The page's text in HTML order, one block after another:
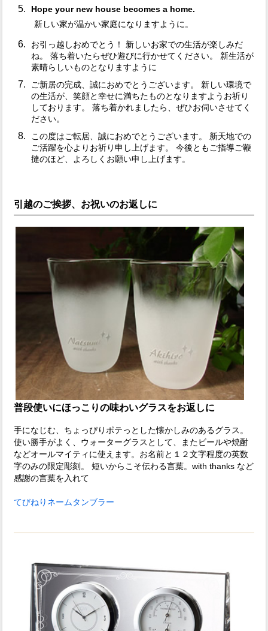
Hope your new house becomes a home.
新しい家が温かい家庭になりますように。
お引っ越しおめでとう！ 新しいお家での生活が楽しみだ
ね。 落ち着いたらぜひ遊びに行かせてください。 新生活が
素晴らしいものとなりますように
ご新居の完成、誠におめでとうございます。 新しい環境で
の生活が、笑顔と幸せに満ちたものとなりますようお祈り
しております。 落ち着かれましたら、ぜひお伺いさせてく
ださい。
この度はご転居、誠におめでとうございます。 新天地での
ご活躍を心よりお祈り申し上げます。 今後ともご指導ご鞭
撻のほど、よろしくお願い申し上げます。
引越のご挨拶、お祝いのお返しに
普段使いにほっこりの味わいグラスをお返しに
手になじむ、ちょっぴりポテっとした懐かしみのあるグラス。
使い勝手がよく、ウォーターグラスとして、またビールや焼酎
などオールマイティに使えます。お名前と１２文字程度の英数
字のみの限定彫刻。 短いからこそ伝わる言葉。with thanks など
感謝の言葉を入れて
てびねりネームタンブラー